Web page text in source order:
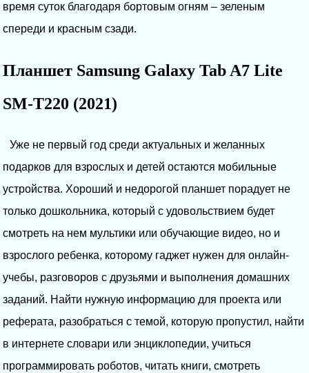
время суток благодаря бортовым огням – зеленым
спереди и красным сзади.
Планшет Samsung Galaxy Tab A7 Lite
SM-T220 (2021)
Уже не первый год среди актуальных и желанных
подарков для взрослых и детей остаются мобильные
устройства. Хороший и недорогой планшет порадует не
только дошкольника, который с удовольствием будет
смотреть на нем мультики или обучающие видео, но и
взрослого ребенка, которому гаджет нужен для онлайн-
учебы, разговоров с друзьями и выполнения домашних
заданий. Найти нужную информацию для проекта или
реферата, разобраться с темой, которую пропустил, найти
в интернете словари или энциклопедии, учиться
программировать роботов, читать книги, смотреть